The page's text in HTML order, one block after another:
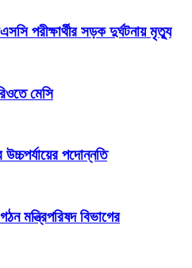
পরীক্ষার্থীর সড়ক দুর্ঘটনায় মৃত্যু
মেসি
পদোন্নতি
মন্ত্রিপরিষদ বিভাগের